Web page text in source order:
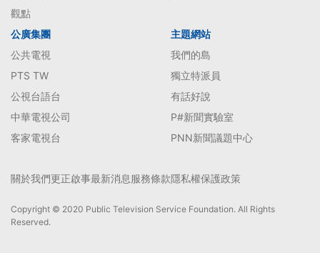
觀點
公廣集團
公共電視
PTS TW
公視台語台
中華電視公司
客家電視台
主題網站
我們的島
獨立特派員
有話好說
P#新聞實驗室
PNN新聞議題中心
關於我們更正啟事最新消息服務條款隱私權保護政策
Copyright © 2020 Public Television Service Foundation. All Rights
Reserved.